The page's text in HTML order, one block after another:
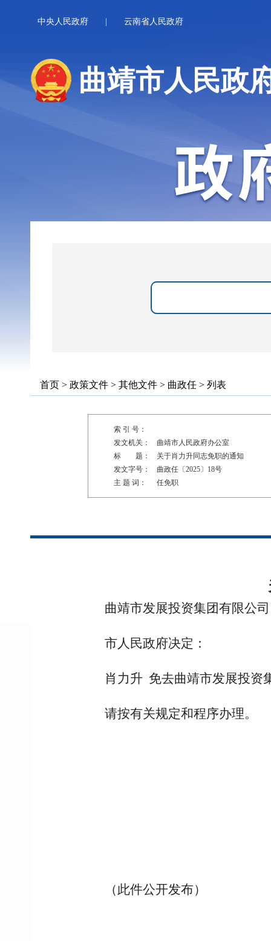
中央人民政府 云南省人民政府
曲靖市人民政
首页 > 政策文件 > 其他文件 > 曲政任 > 列表
索 引 号：
发文机关：
曲靖市人民政府办公室
标 题：
关于肖力升同志免职的通知
发文字号：
曲政任〔2025〕18号
主 题 词：
任免职
曲靖市发展投资集团有限公
市人民政府决定：
肖力升 免去曲靖市发展投资
请按有关规定和程序办理。
（此件公开发布）